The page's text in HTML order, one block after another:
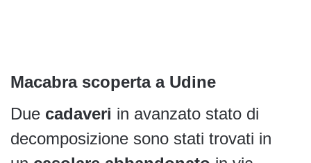
Macabra scoperta a Udine
Due cadaveri in avanzato stato di
decomposizione sono stati trovati in